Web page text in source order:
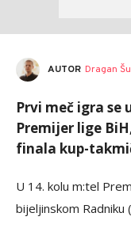
AUTOR Dragan
Prvi meč igra
Premijer lige
finala kup-
U 14. kolu m:tel
bijeljinskom Radniku